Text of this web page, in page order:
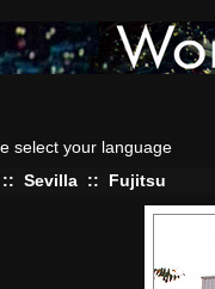
select your language
:: Sevilla :: Fujitsu